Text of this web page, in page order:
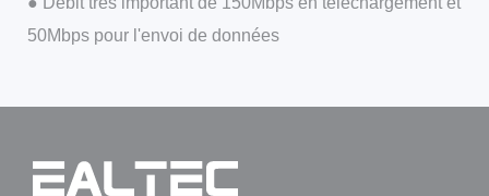
50Mbps pour l'envoi de données